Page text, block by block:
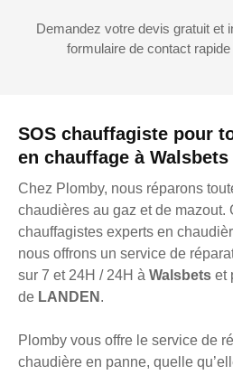
SOS chauffagiste pour
en chauffage à Walsbets
Chez Plomby, nous réparons
chaudières au gaz et de mazout.
chauffagistes experts en
nous offrons un service de
sur 7 et 24H / 24H à Walsbets et
de LANDEN .
Plomby vous offre le service de
chaudière en panne, quelle
Demandez votre devis gratuit et
formulaire de contact